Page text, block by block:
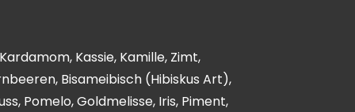
Kassie, Kamille, Zimt,
Bisameibisch (Hibiskus Art),
Pomelo, Goldmelisse, Iris, Piment,